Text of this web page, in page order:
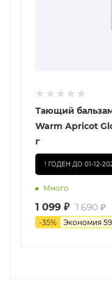
Тающий
Warm Apricot
г
! ГОДЕН ДО 01-12-
Много
1 099 ₽ 1 690 ₽
-35% Экономия